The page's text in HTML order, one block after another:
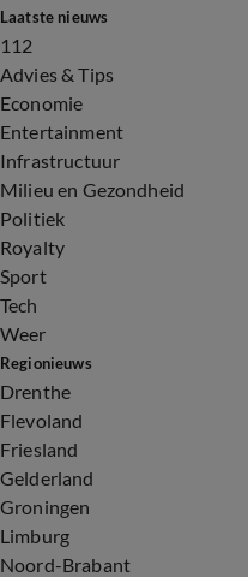
Laatste nieuws
112
Advies & Tips
Economie
Entertainment
Infrastructuur
Milieu en Gezondheid
Politiek
Royalty
Sport
Tech
Weer
Regionieuws
Drenthe
Flevoland
Friesland
Gelderland
Groningen
Limburg
Noord-Brabant